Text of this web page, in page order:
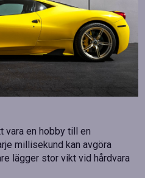
genom att anställa
och María Vazquez som
började sina nya tjänster den 1
för e-
vara en hobby till en
millisekund kan avgöra
lägger stor vikt vid hårdvara